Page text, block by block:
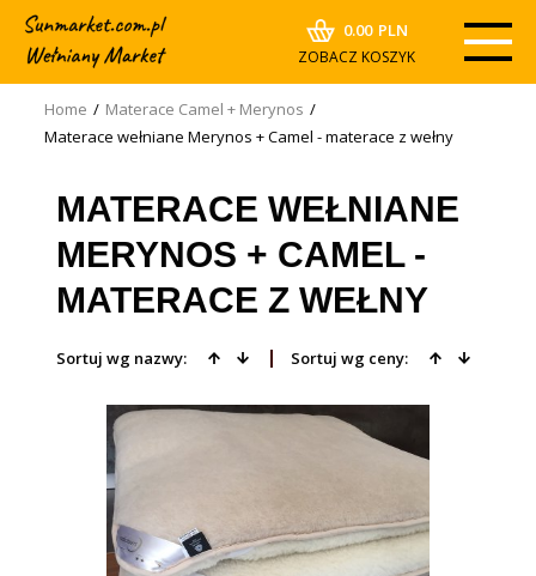
0.00 PLN
ZOBACZ KOSZYK
Home / Materace Camel + Merynos /
Materace wełniane Merynos + Camel - materace z wełny
MATERACE WEŁNIANE
MERYNOS + CAMEL -
MATERACE Z WEŁNY
Sortuj wg nazwy: Sortuj wg ceny: